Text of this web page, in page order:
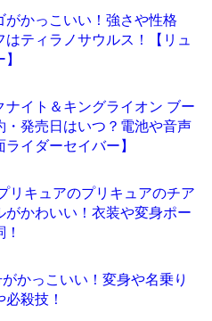
がかっこいい！強さや性格
はティラノサウルス！【リュ
ナイト＆キングライオン ブー
・発売日はいつ？電池や音声
イダーセイバー】
リキュアのプリキュアのチア
がかわいい！衣装や変身ポー
かっこいい！変身や名乗り
殺技！